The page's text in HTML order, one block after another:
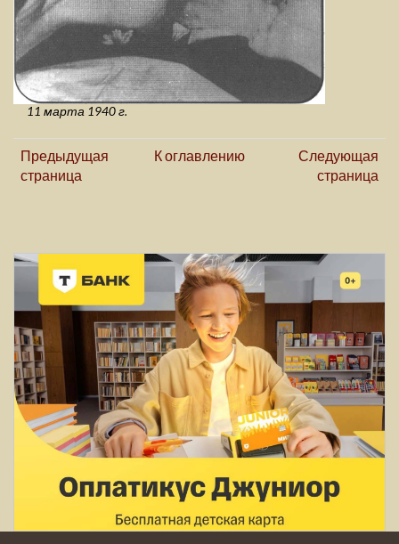
11 марта 1940 г.
Предыдущая
страница
К оглавлению
Следующая
страница